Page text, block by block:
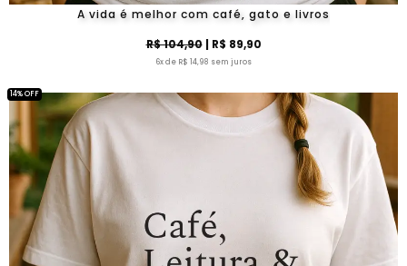
A vida é melhor com café, gato e livros
R$ 104,90| R$ 89,90
6x de R$ 14,98 sem juros
14% OFF